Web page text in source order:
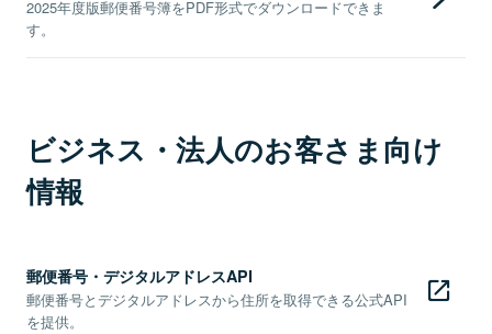
2025年度版郵便番号簿をPDF形式でダウンロードできま
す。
ビジネス・法人のお客さま向け
情報
郵便番号・デジタルアドレスAPI
郵便番号とデジタルアドレスから住所を取得できる公式API
を提供。